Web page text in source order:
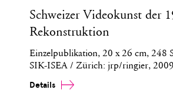
Schweizer Videokunst der
Rekonstruktion
Einzelpublikation, 20 x 26 cm, 248
SIK-ISEA / Zürich: jrp/ringier, 2009
Details